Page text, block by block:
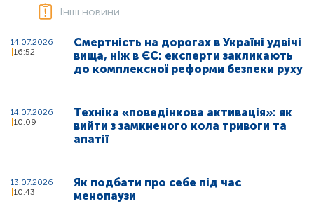
Інші новини
14.07.2026
16:52
Смертність на дорогах в Україні удвічі
вища, ніж в ЄС: експерти закликають
до комплексної реформи безпеки руху
14.07.2026
10:09
Техніка «поведінкова активація»: як
вийти з замкненого кола тривоги та
апатії
13.07.2026
10:43
Як подбати про себе під час
менопаузи